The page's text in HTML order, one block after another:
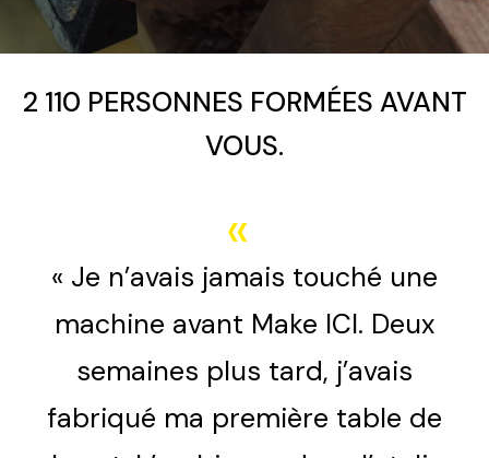
2 110 PERSONNES FORMÉES AVANT
VOUS.
«
« Je n’avais jamais touché une
machine avant Make ICI. Deux
semaines plus tard, j’avais
fabriqué ma première table de